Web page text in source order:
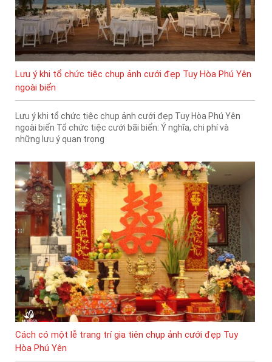
Lưu ý khi tổ chức tiệc chụp ảnh cưới đẹp Tuy Hòa Phú Yên
ngoài biển
Lưu ý khi tổ chức tiệc chụp ảnh cưới đẹp Tuy Hòa Phú Yên
ngoài biển Tổ chức tiệc cưới bãi biển: Ý nghĩa, chi phí và
những lưu ý quan trọng
Cách có một lễ trang trí gia tiên chụp ảnh cưới đẹp Tuy
Hòa Phú Yên